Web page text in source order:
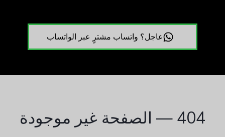
عاجل؟ واتساب مشترٍ عبر الواتساب
404 — الصفحة غير موجودة